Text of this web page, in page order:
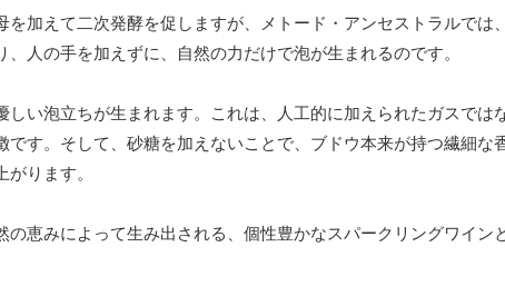
加えて二次発酵を促しますが、メトード・アンセストラルでは
人の手を加えずに、自然の力だけで泡が生まれるのです。
い泡立ちが生まれます。これは、人工的に加えられたガスでは
す。そして、砂糖を加えないことで、ブドウ本来が持つ繊細な
がります。
恵みによって生み出される、個性豊かなスパークリングワイン